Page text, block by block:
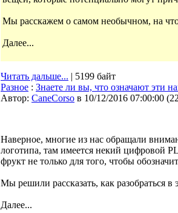
Мы расскажем о самом необычном, на
Далее...
Читать дальше... | 5199 байт
Разное : Знаете ли вы, что означают эти
Автор: CaneCorso в 10/12/2016 07:00:00 (
Наверное, многие из нас обращали
логотипа, там имеется некий цифровой
фрукт не только для того, чтобы
Мы решили рассказать, как разобраться
Далее...